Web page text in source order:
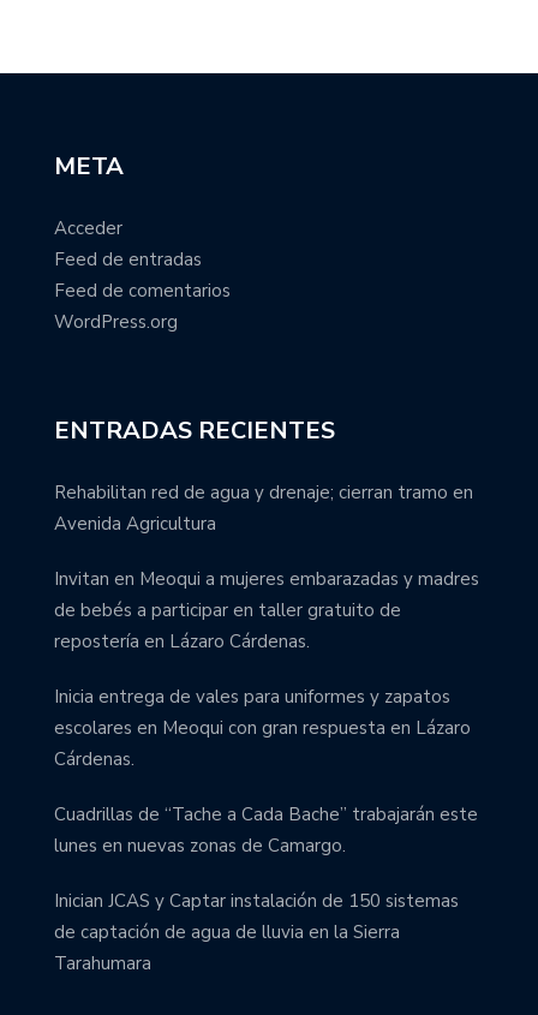
META
Acceder
Feed de entradas
Feed de comentarios
WordPress.org
ENTRADAS RECIENTES
Rehabilitan red de agua y drenaje; cierran tramo en
Avenida Agricultura
Invitan en Meoqui a mujeres embarazadas y madres
de bebés a participar en taller gratuito de
repostería en Lázaro Cárdenas.
Inicia entrega de vales para uniformes y zapatos
escolares en Meoqui con gran respuesta en Lázaro
Cárdenas.
Cuadrillas de “Tache a Cada Bache” trabajarán este
lunes en nuevas zonas de Camargo.
Inician JCAS y Captar instalación de 150 sistemas
de captación de agua de lluvia en la Sierra
Tarahumara